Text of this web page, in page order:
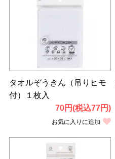
タオルぞうきん（吊りヒモ
付）１枚入
70円(税込77円)
お気に入りに追加